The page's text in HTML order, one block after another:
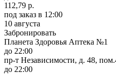
112,79 р.
под заказ в 12:00
10 августа
Забронировать
Планета Здоровья Аптека №1
до 22:00
пр-т Независимости, д. 48,
до 22:00